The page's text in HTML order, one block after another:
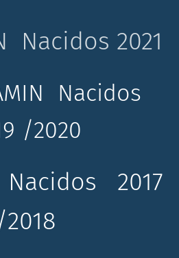
Nacidos 2021
Nacidos
/2020
Nacidos 2017